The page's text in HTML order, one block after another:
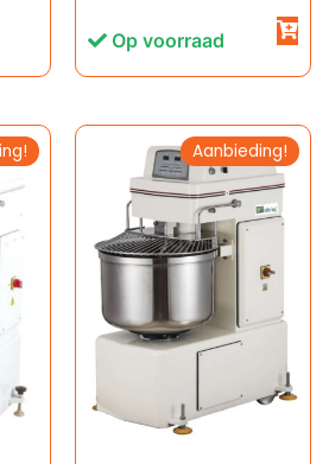
Op voorraad
Aanbieding!